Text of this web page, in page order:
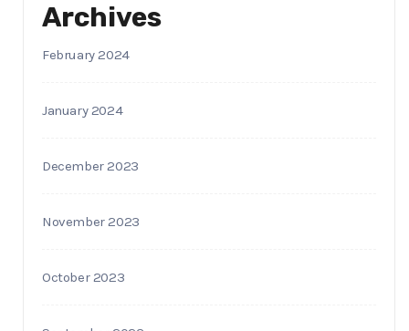
Archives
February 2024
January 2024
December 2023
November 2023
October 2023